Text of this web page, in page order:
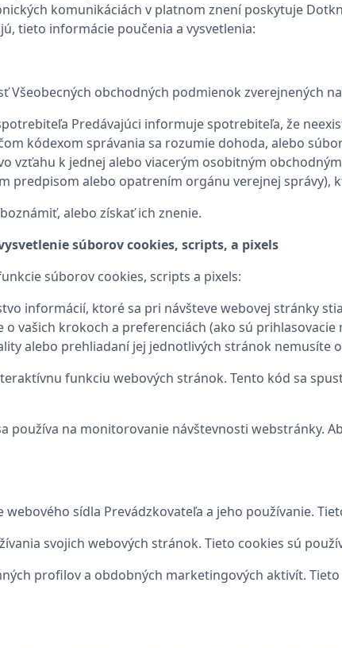
komunikáciách v platnom znení poskytuje
tieto informácie poučenia a vysvetlenia:
Všeobecných obchodných podmienok zverejnených
Predávajúci informuje spotrebiteľa, že
kódexom správania sa rozumie dohoda, alebo
vzťahu k jednej alebo viacerým osobitným
predpisom alebo opatrením orgánu verejnej správy),
alebo získať ich znenie.
súborov cookies, scripts, a pixels
súborov cookies, scripts a pixels:
informácií, ktoré sa pri návšteve webovej stránky
vašich krokoch a preferenciách (ako sú prihlasovacie
alebo prehliadaní jej jednotlivých stránok nemusíte
funkciu webových stránok. Tento kód sa
používa na monitorovanie návštevnosti webstránky.
sídla Prevádzkovateľa a jeho používanie.
svojich webových stránok. Tieto cookies sú
profilov a obdobných marketingových aktivít.